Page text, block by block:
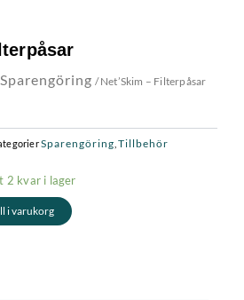
Sparengöring / Net’Skim – Filterpåsar
Sparengöring ,Tillbehör
2 kvar i lager
i varukorg